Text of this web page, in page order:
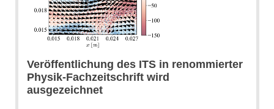
Veröffentlichung des ITS in renommierter
Physik-Fachzeitschrift wird
ausgezeichnet